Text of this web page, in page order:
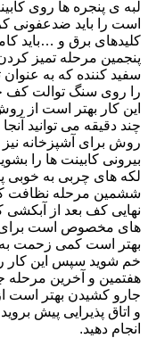
لبه ی پنجره ها روی
است را باید ضدعفونی
کلیدهای برق و …باید
پنجمین مرحله تمیز
سفید کننده که به عنوان
را روی سنگ توالت کف
این کار بهتر است از
چند دقیقه می توانید
روش برای آشپزخانه
بیرونی کابینت ها را
لکه های چربی به خوبی
ششمین مرحله نظافت
نهایی کف بعد از
های مخصوص است برای
بهتر است کمی زحمت
خم شوید سپس این کار
هفتمین و آخرین مرحله
جارو کشیدن بهتر است
و اتاق پذیرایی پیش
انجام دهید.